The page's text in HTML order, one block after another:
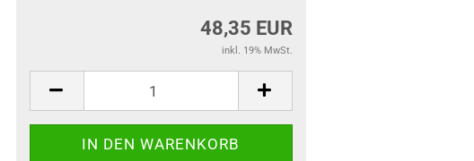
48,35 EUR
inkl. 19% MwSt.